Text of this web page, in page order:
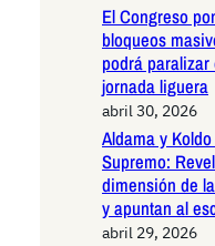
El Congreso
bloqueos
podrá
jornada liguera
abril 30, 2026
Aldama y
Supremo:
dimensión de
y apuntan al
abril 29, 2026